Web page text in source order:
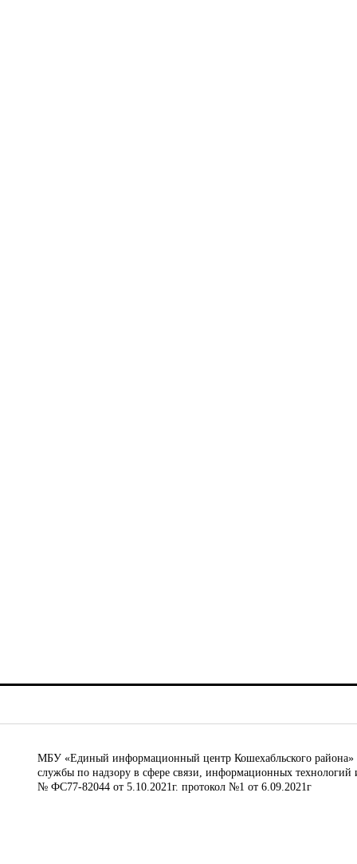
МБУ «Единый информационный центр Кошехабльского района»
службы по надзору в сфере связи, информационных
№ ФС77-82044 от 5.10.2021г. протокол №1 от 6.09.2021г